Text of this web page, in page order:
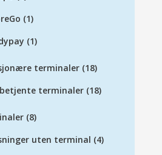
(1)
(1)
terminaler (18)
terminaler (18)
(8)
uten terminal (4)